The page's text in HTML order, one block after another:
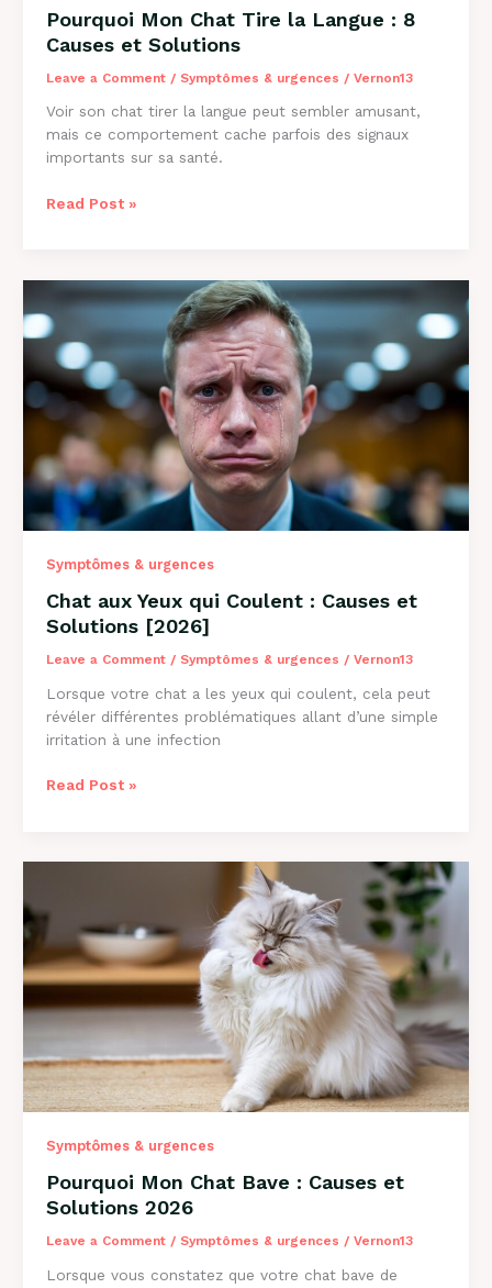
Pourquoi Mon Chat Tire la Langue : 8
Causes et Solutions
Leave a Comment / Symptômes & urgences / Vernon13
Voir son chat tirer la langue peut sembler amusant,
mais ce comportement cache parfois des signaux
importants sur sa santé.
Pourquoi
Langue
:
8
Causes
et
Solutions
Read Post »
Symptômes & urgences
Chat aux Yeux qui Coulent : Causes et
Solutions [2026]
Leave a Comment / Symptômes & urgences / Vernon13
Lorsque votre chat a les yeux qui coulent, cela peut
révéler différentes problématiques allant d’une simple
irritation à une infection
Chat
Causes
et
Solutions
[2026]
Read Post »
Symptômes & urgences
Pourquoi Mon Chat Bave : Causes et
Solutions 2026
Leave a Comment / Symptômes & urgences / Vernon13
Lorsque vous constatez que votre chat bave de